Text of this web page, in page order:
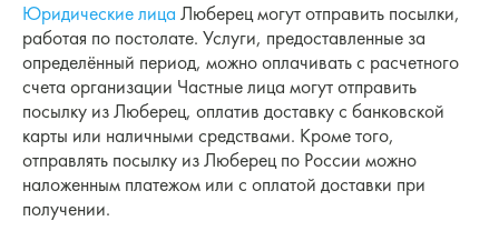
Юридические лица Люберец могут отправить посылки,
работая по постолате. Услуги, предоставленные за
определённый период, можно оплачивать с расчетного
счета организации Частные лица могут отправить
посылку из Люберец, оплатив доставку с банковской
карты или наличными средствами. Кроме того,
отправлять посылку из Люберец по России можно
наложенным платежом или с оплатой доставки при
получении.